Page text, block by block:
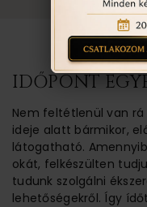
IDŐPONT
Nem feltétlenül van rá
ideje alatt bármikor,
látogatható.
okát, felkészülten
tudunk szolgálni
lehetőségekről. Így